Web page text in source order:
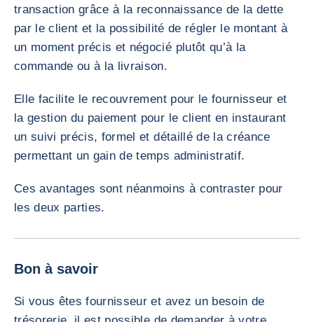
transaction grâce à la reconnaissance de la dette
par le client et la possibilité de régler le montant à
un moment précis et négocié plutôt qu’à la
commande ou à la livraison.
Elle facilite le recouvrement pour le fournisseur et
la gestion du paiement pour le client en instaurant
un suivi précis, formel et détaillé de la créance
permettant un gain de temps administratif.
Ces avantages sont néanmoins à contraster pour
les deux parties.
Bon à savoir
Si vous êtes fournisseur et avez un besoin de